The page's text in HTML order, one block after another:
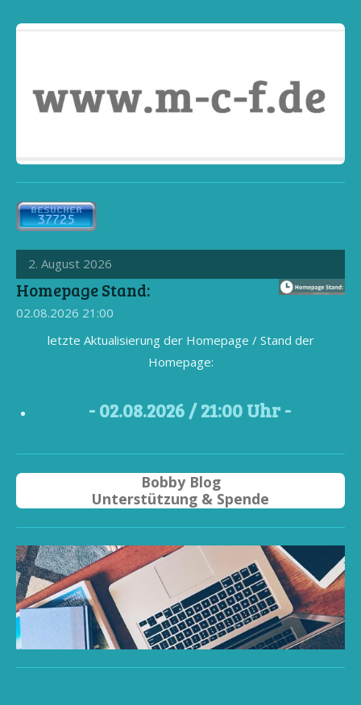
2. August 2026
Homepage Stand:
02.08.2026 21:00
letzte Aktualisierung der Homepage / Stand der
Homepage:
- 02.08.2026 / 21:00 Uhr -
Bobby Blog
Unterstützung & Spende